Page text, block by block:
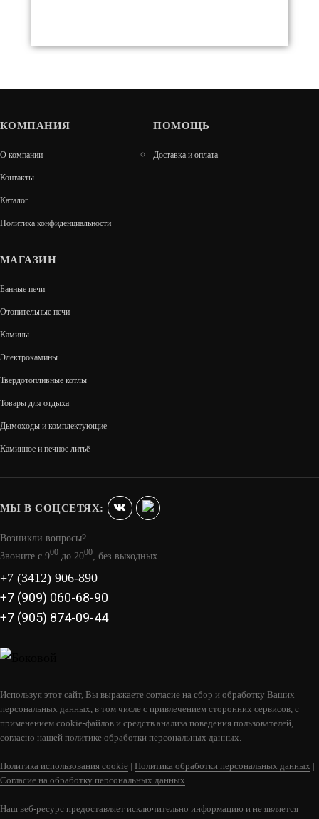
СКАЗКА УКОРОЧЕННАЯ
75 150
ТЕРМА СКАЗКА УКОРОЧЕННАЯ
СКАЗКА МИНИ УДЛИНЕННАЯ
83 690
КОМПАНИЯ
О компании
Контакты
Каталог
Политика конфиденциальности
ПОМОЩЬ
Доставка и оплата
МАГАЗИН
Банные печи
Отопительные печи
Камины
Электрокамины
Твердотопливные котлы
Товары для отдыха
Дымоходы и комплектующие
Каминное и печное литьё
МЫ В СОЦСЕТЯХ:
Возникли вопросы?
Звоните с 900 до 2000 , без выходных
+7 (3412) 906-890
+7 (909) 060-68-90
+7 (905) 874-09-44
Используя этот сайт, Вы выражаете согласие на сбор и обработку Ваших
персональных данных, в том числе с привлечением сторонних сервисов, с
применением cookie-файлов и средств анализа поведения пользователей,
согласно нашей политике обработки персональных данных.
Политика использования cookie | Политика обработки персональных данных |
Согласие на обработку персональных данных
Наш веб-ресурс предоставляет исключительно информацию и не является